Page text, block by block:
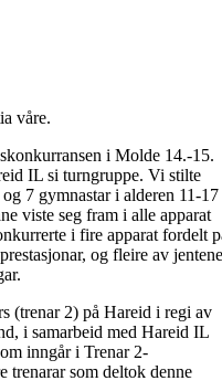
våre.
i Molde 14.-15.
IL si turngruppe. Vi stilte
7 gymnastar i alderen 11-17
viste seg fram i alle apparat
i fire apparat fordelt
og fleire av jentene
(trenar 2) på Hareid i regi av
i samarbeid med Hareid IL
inngår i Trenar 2-
trenarar som deltok denne